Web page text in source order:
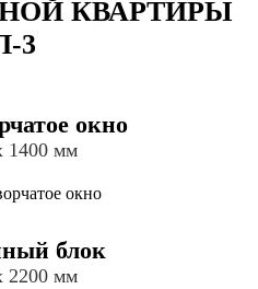
КВАРТИРЫ
3
окно
1400 мм
блок
2200 мм